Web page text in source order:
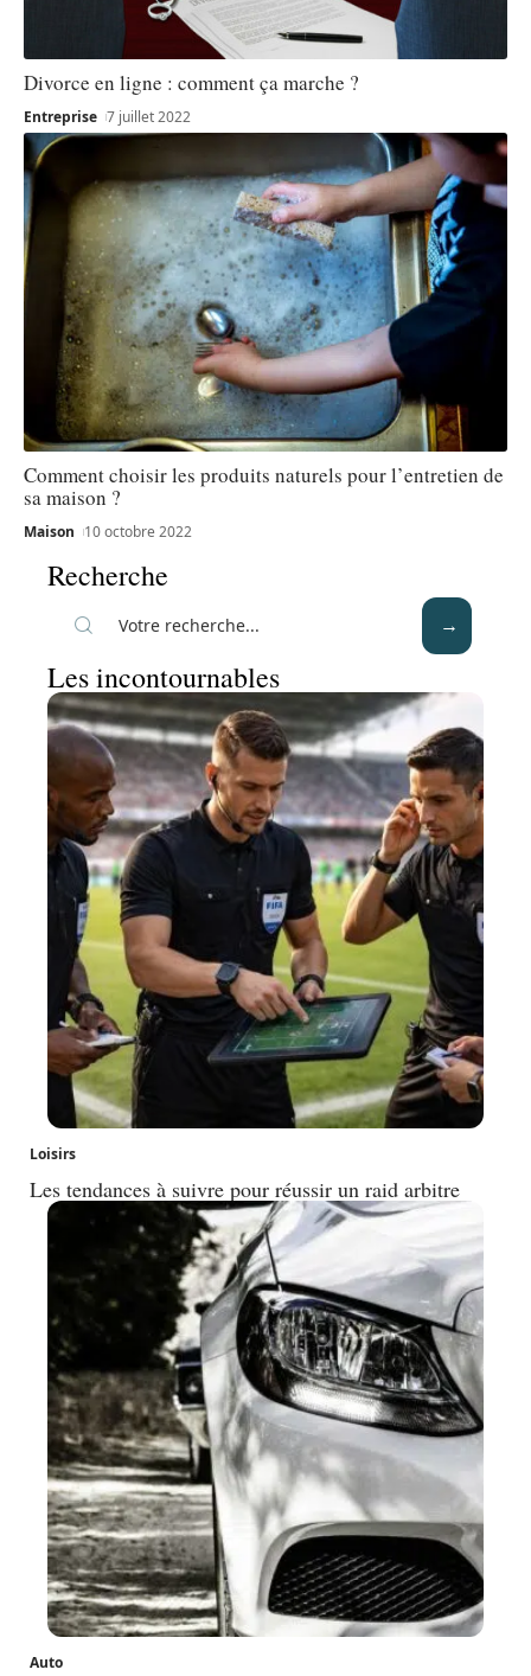
Divorce en ligne : comment ça marche ?
Entreprise 7 juillet 2022
Comment choisir les produits naturels pour l’entretien de
sa maison ?
Maison 10 octobre 2022
Recherche
Les incontournables
Loisirs
Les tendances à suivre pour réussir un raid arbitre
Auto